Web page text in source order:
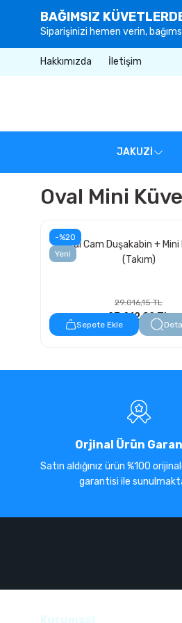
BAĞIMSIZ
Siparişinizi hemen verin,
Hakkımızda İletişim
JAKUZİ
Oval Mini
-%20
Yeni
Oval Cam Duşakabin +
(Takım)
29.016,15 TL
23.212,92 TL
Sepete Ekle
Orjinal Ürün
Satın aldığınız ürün %100
garantisi ile